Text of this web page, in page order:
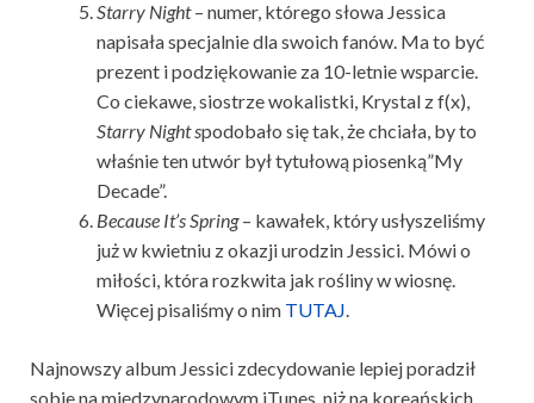
Starry Night– numer, którego słowa Jessica
napisała specjalnie dla swoich fanów. Ma to być
prezent i podziękowanie za 10-letnie wsparcie.
Co ciekawe, siostrze wokalistki, Krystal z f(x),
Starry Night spodobało się tak, że chciała, by to
właśnie ten utwór był tytułową piosenką”My
Decade”.
Because It’s Spring– kawałek, który usłyszeliśmy
już w kwietniu z okazji urodzin Jessici. Mówi o
miłości, która rozkwita jak rośliny w wiosnę.
Więcej pisaliśmy o nim TUTAJ.
Najnowszy album Jessici zdecydowanie lepiej poradził
sobie na międzynarodowym iTunes, niż na koreańskich